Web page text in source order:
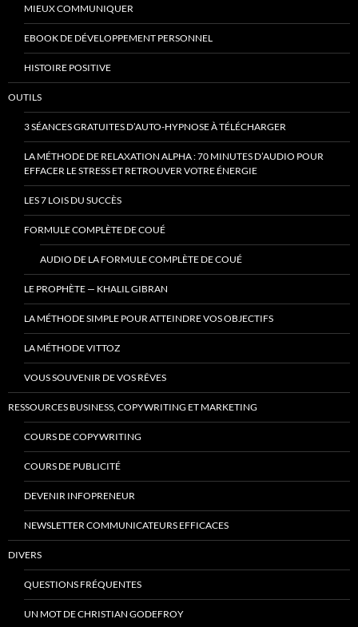
MIEUX COMMUNIQUER
EBOOK DE DÉVELOPPEMENT PERSONNEL
HISTOIRE POSITIVE
OUTILS
3 SÉANCES GRATUITES D’AUTO-HYPNOSE À TÉLÉCHARGER
LA MÉTHODE DE RELAXATION ALPHA : 70 MINUTES D’AUDIO POUR
EFFACER LE STRESS ET RETROUVER VOTRE ÉNERGIE
LES 7 LOIS DU SUCCÈS
FORMULE COMPLÈTE DE COUÉ
AUDIO DE LA FORMULE COMPLÈTE DE COUÉ
LE PROPHÈTE — KHALIL GIBRAN
LA MÉTHODE SIMPLE POUR ATTEINDRE VOS OBJECTIFS
LA MÉTHODE VITTOZ
VOUS SOUVENIR DE VOS RÊVES
RESSOURCES BUSINESS, COPYWRITING ET MARKETING
COURS DE COPYWRITING
COURS DE PUBLICITÉ
DEVENIR INFOPRENEUR
NEWSLETTER COMMUNICATEURS EFFICACES
DIVERS
QUESTIONS FRÉQUENTES
UN MOT DE CHRISTIAN GODEFROY